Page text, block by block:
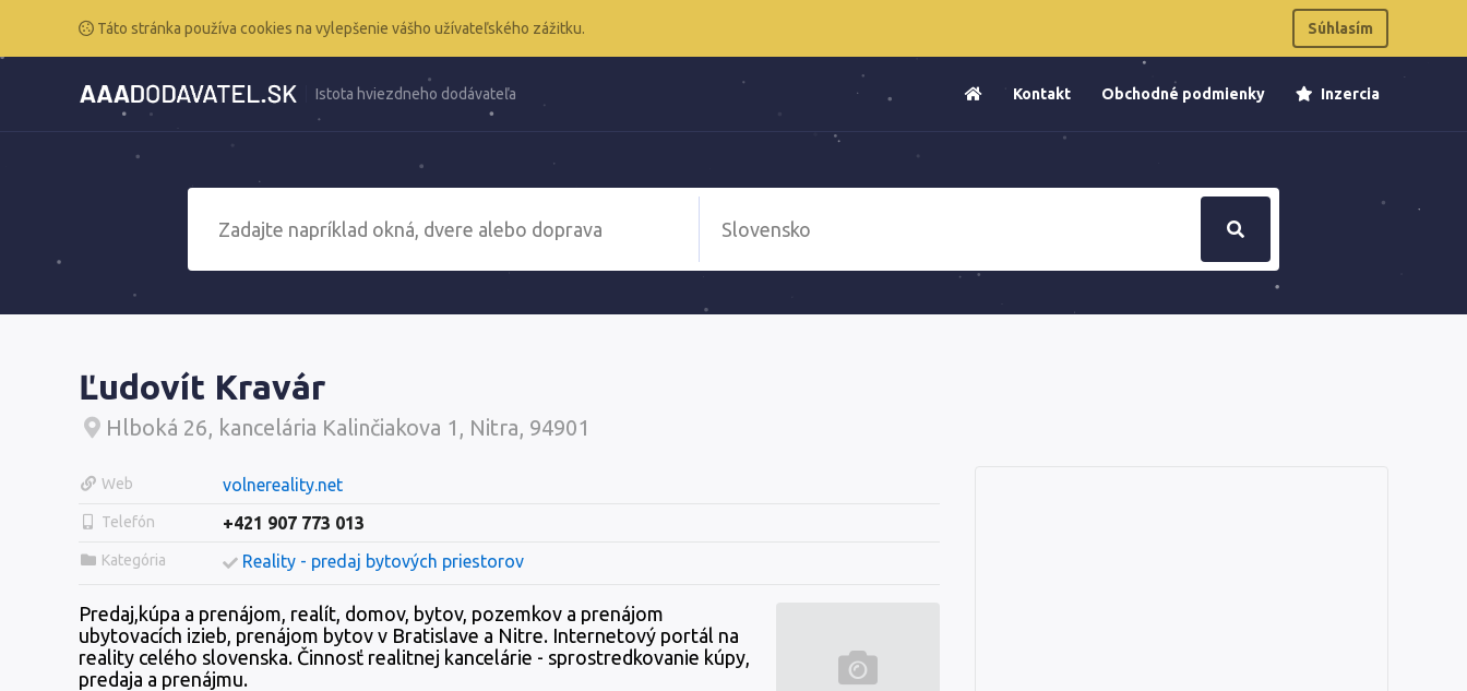
Táto stránka používa cookies na vylepšenie vášho užívateľského zážitku. Súhlasím
Istota hviezdneho dodávateľa Kontakt Obchodné podmienky Inzercia
Ľudovít Kravár
Hlboká 26, kancelária Kalinčiakova 1, Nitra, 94901
Web volnereality.net
Telefón +421 907 773 013
Kategória Reality - predaj bytových priestorov
Predaj,kúpa a prenájom, realít, domov, bytov, pozemkov a prenájom
ubytovacích izieb, prenájom bytov v Bratislave a Nitre. Internetový portál na
reality celého slovenska. Činnosť realitnej kancelárie - sprostredkovanie kúpy,
predaja a prenájmu.